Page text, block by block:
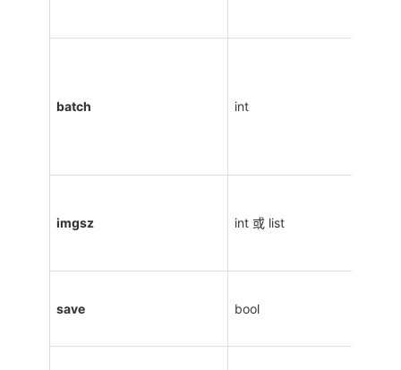
batch int
imgsz int 或 list
save bool